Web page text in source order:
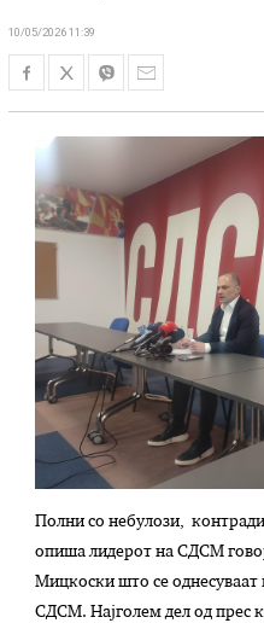
10/05/2026 11:39
Полни со небулози,
опиша лидерот на СДСМ
Мицкоски што се однесуваат
СДСМ. Најголем дел од прес